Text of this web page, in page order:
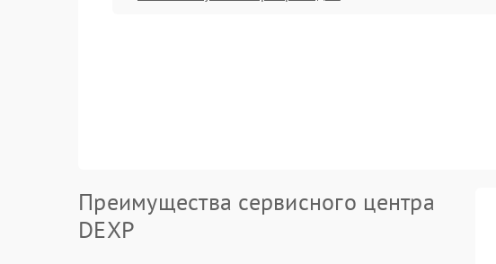
Преимущества сервисного центра
DEXP